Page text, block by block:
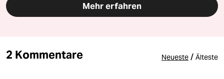
Mehr erfahren
2 Kommentare Neueste / Älteste